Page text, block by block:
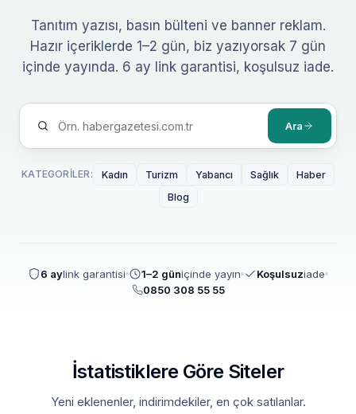
Tanıtım yazısı, basın bülteni ve banner reklam.
Hazır içeriklerde 1–2 gün, biz yazıyorsak 7 gün
içinde yayında. 6 ay link garantisi, koşulsuz iade.
Ara
KATEGORILER: Kadın Turizm Yabancı Sağlık
Haber
Blog
6 aylink garantisi 1–2 güniçinde yayın Koşulsuziade
0850 308 55 55
İstatistiklere Göre Siteler
Yeni eklenenler, indirimdekiler, en çok satılanlar.